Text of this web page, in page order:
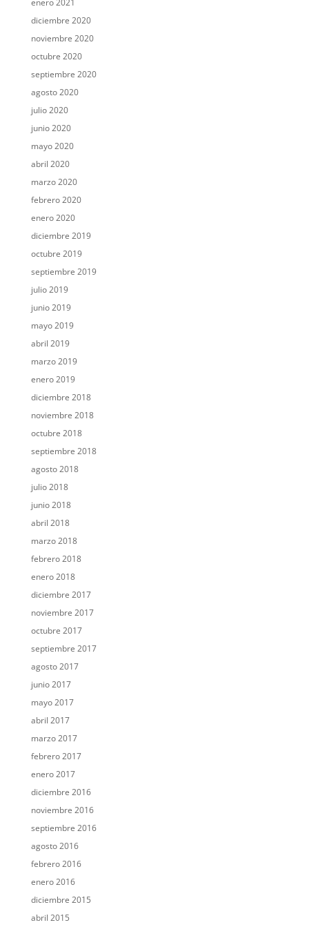
enero 2021
diciembre 2020
noviembre 2020
octubre 2020
septiembre 2020
agosto 2020
julio 2020
junio 2020
mayo 2020
abril 2020
marzo 2020
febrero 2020
enero 2020
diciembre 2019
octubre 2019
septiembre 2019
julio 2019
junio 2019
mayo 2019
abril 2019
marzo 2019
enero 2019
diciembre 2018
noviembre 2018
octubre 2018
septiembre 2018
agosto 2018
julio 2018
junio 2018
abril 2018
marzo 2018
febrero 2018
enero 2018
diciembre 2017
noviembre 2017
octubre 2017
septiembre 2017
agosto 2017
junio 2017
mayo 2017
abril 2017
marzo 2017
febrero 2017
enero 2017
diciembre 2016
noviembre 2016
septiembre 2016
agosto 2016
febrero 2016
enero 2016
diciembre 2015
abril 2015